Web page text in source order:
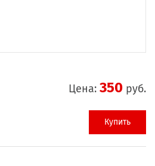
Цена: 350 руб.
Купить